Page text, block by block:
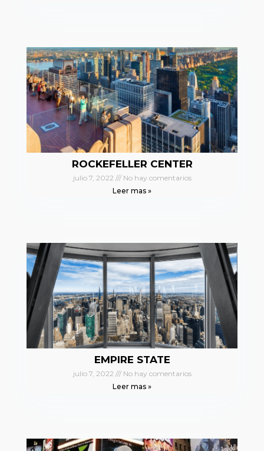
ROCKEFELLER CENTER
julio 7, 2022
No hay comentarios
Leer mas »
EMPIRE STATE
julio 7, 2022
No hay comentarios
Leer mas »